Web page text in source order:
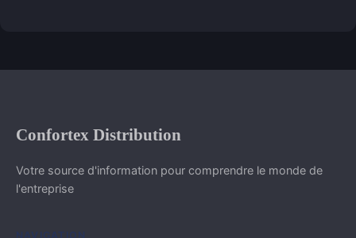
Confortex Distribution
Votre source d'information pour comprendre le monde de
l'entreprise
NAVIGATION